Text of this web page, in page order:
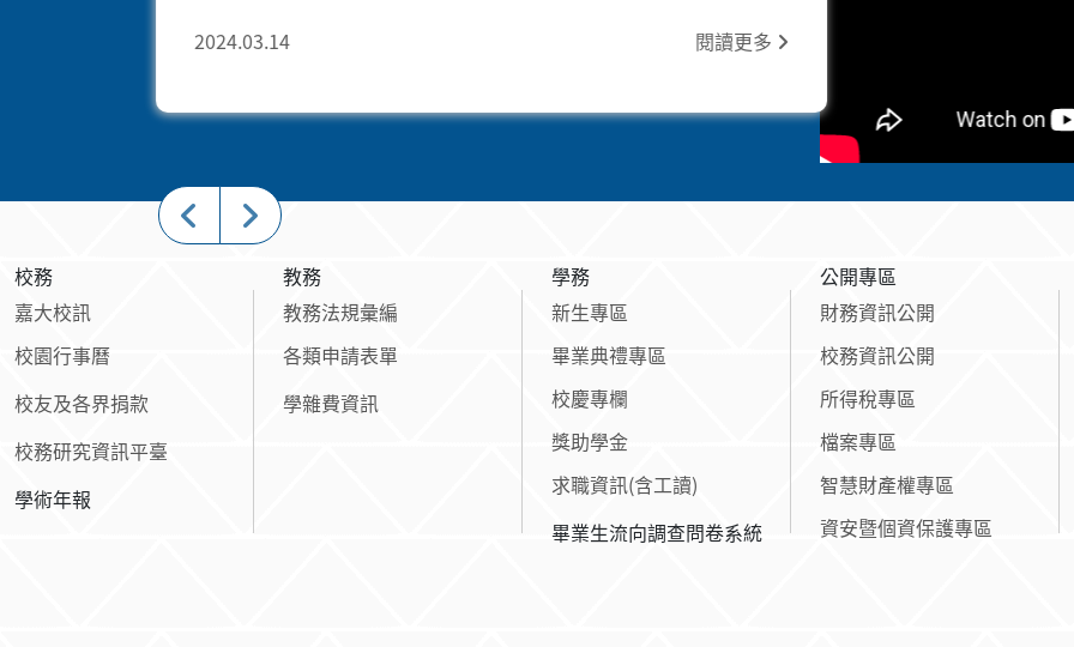
2024.03.14 閱讀更多
校務
嘉大校訊
校園行事曆
校友及各界捐款
校務研究資訊平臺
學術年報
教務
教務法規彙編
各類申請表單
學雜費資訊
學務
新生專區
畢業典禮專區
校慶專欄
獎助學金
求職資訊(含工讀)
畢業生流向調查問卷系統
公開專區
財務資訊公開
校務資訊公開
所得稅專區
檔案專區
智慧財產權專區
資安暨個資保護專區